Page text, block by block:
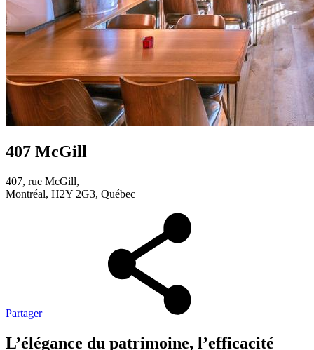
407 McGill
407, rue McGill,
Montréal, H2Y 2G3, Québec
Partager
L’élégance du patrimoine, l’efficacité